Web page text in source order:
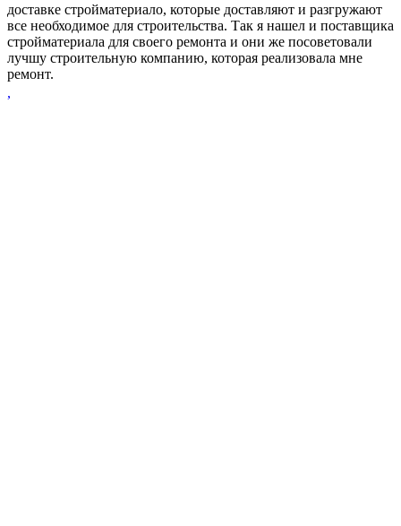
доставке стройматериало, которые доставляют и разгружают
все необходимое для строительства. Так я нашел и поставщика
стройматериала для своего ремонта и они же посоветовали
лучшу строительную компанию, которая реализовала мне
ремонт.
,